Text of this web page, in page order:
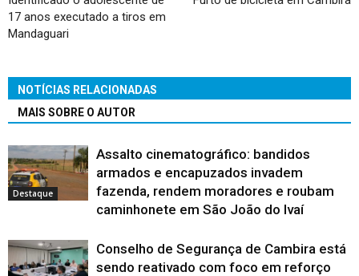
17 anos executado a tiros em
Mandaguari
NOTÍCIAS RELACIONADAS
MAIS SOBRE O AUTOR
Destaque
Assalto cinematográfico: bandidos
armados e encapuzados invadem
fazenda, rendem moradores e roubam
caminhonete em São João do Ivaí
Conselho de Segurança de Cambira está
sendo reativado com foco em reforço